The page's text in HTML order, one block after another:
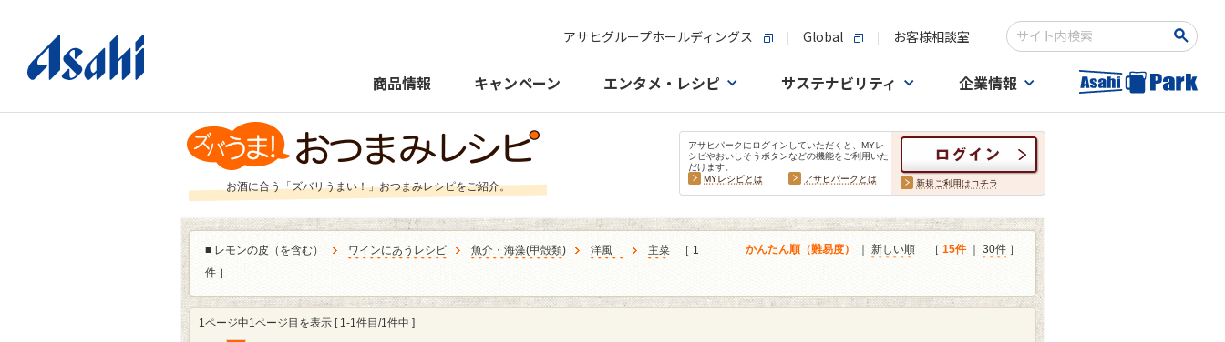
アサヒグループホールディングス Global お客様相談室
検索キーワード入力
商品情報 キャンペーン エンタメ・レシピ サステナビリティ 企業情報
お酒に合う「ズバリうまい！」おつまみレシピをご紹介。
アサヒパークにログインしていただくと、MYレ
シピやおいしそうボタンなどの機能をご利用いた
だけます。
MYレシピとは
アサヒパークとは 新規ご利用はコチラ
■ レモンの皮（を含む） ワインにあうレシピ 魚介・海藻(甲殻類) 洋風 主菜
［ 1
件 ］
かんたん順（難易度） 新しい順 ［ 15件｜ 30件 ］
1ページ中1ページ目を表示 [ 1-1件目/1件中 ]